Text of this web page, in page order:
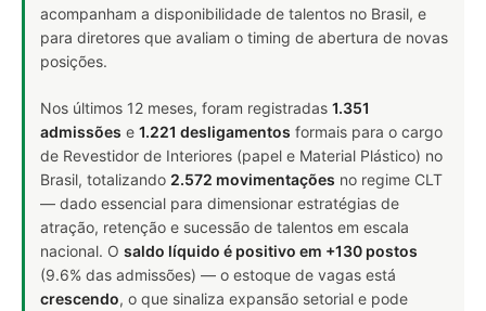
acompanham a disponibilidade de talentos no Brasil, e
para diretores que avaliam o timing de abertura de novas
posições.
Nos últimos 12 meses, foram registradas 1.351
admissões e 1.221 desligamentos formais para o cargo
de Revestidor de Interiores (papel e Material Plástico) no
Brasil, totalizando 2.572 movimentações no regime CLT
— dado essencial para dimensionar estratégias de
atração, retenção e sucessão de talentos em escala
nacional. O saldo líquido é positivo em +130 postos
(9.6% das admissões) — o estoque de vagas está
crescendo, o que sinaliza expansão setorial e pode